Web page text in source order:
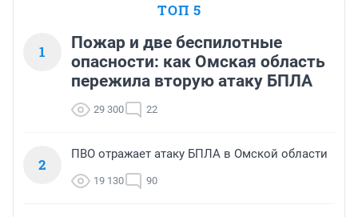
ТОП 5
1
Пожар и две беспилотные
опасности: как Омская область
пережила вторую атаку БПЛА
29 300 22
2
ПВО отражает атаку БПЛА в Омской области
19 130 90